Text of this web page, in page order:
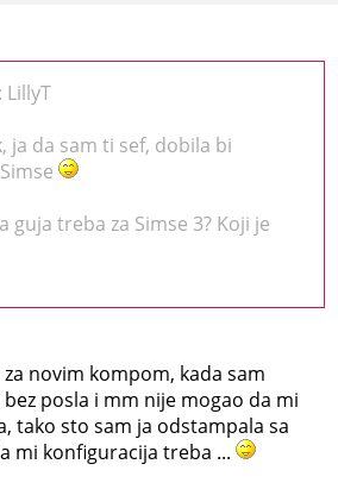
LillyT
ja da sam ti sef, dobila bi
guja treba za Simse 3? Koji je
novim kompom, kada sam
posla i mm nije mogao da mi
tako sto sam ja odstampala sa
mi konfiguracija treba ...